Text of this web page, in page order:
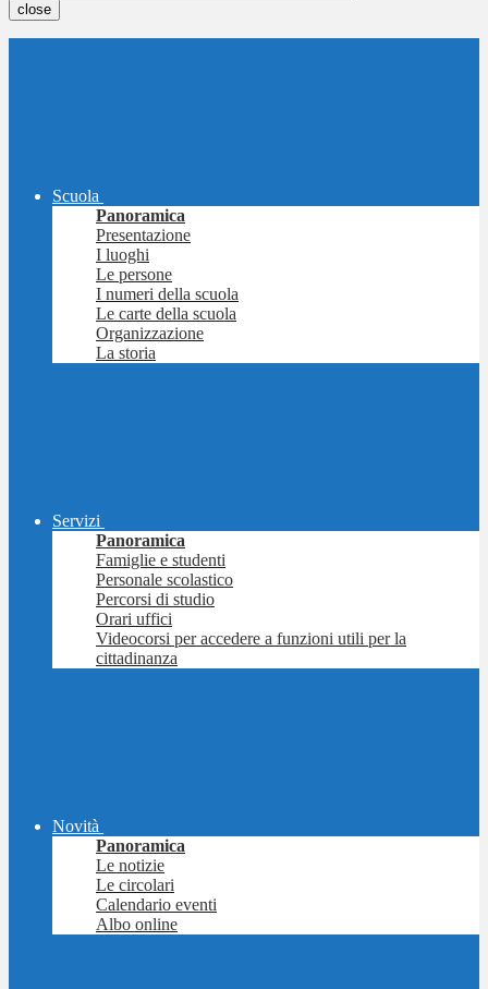
close
Scuola
Panoramica
Presentazione
I luoghi
Le persone
I numeri della scuola
Le carte della scuola
Organizzazione
La storia
Servizi
Panoramica
Famiglie e studenti
Personale scolastico
Percorsi di studio
Orari uffici
Videocorsi per accedere a funzioni utili per la
cittadinanza
Novità
Panoramica
Le notizie
Le circolari
Calendario eventi
Albo online